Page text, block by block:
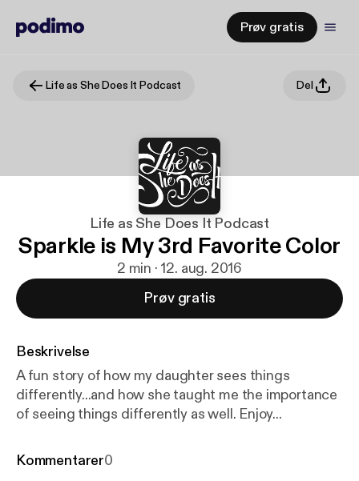
Prøv gratis
Life as She Does It Podcast Del
Life as She Does It Podcast
Sparkle is My 3rd Favorite Color
2 min · 12. aug. 2016
Prøv gratis
Beskrivelse
A fun story of how my daughter sees things
differently...and how she taught me the importance
of seeing things differently as well. Enjoy...
Kommentarer0